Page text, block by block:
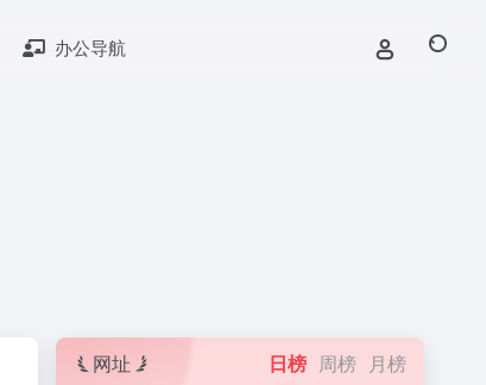
办公导航
网址 日榜 周榜 月榜